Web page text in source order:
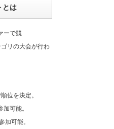
とは
ーで競
の大会が行わ
位を決定。
可能。
加可能。